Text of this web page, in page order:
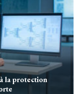
la protection